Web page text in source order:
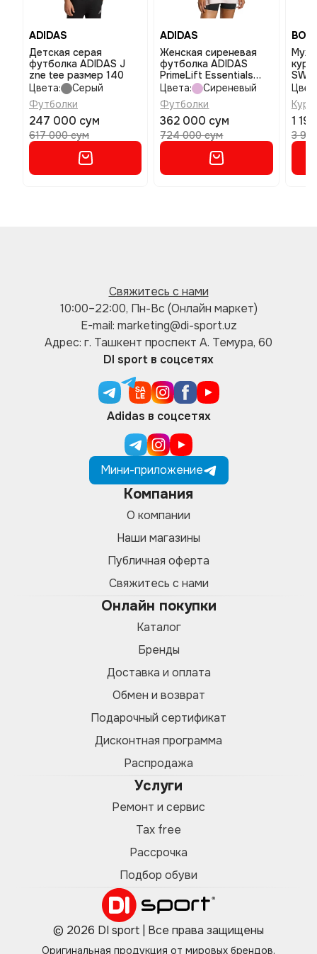
ADIDAS
Детская серая
футболка ADIDAS J
zne tee размер 140
Цвета:
Серый
Футболки
247 000 сум
617 000 сум
ADIDAS
Женская сиреневая
футболка ADIDAS
PrimeLift Essentials
размер s
Цвета:
Сиреневый
Футболки
362 000 сум
724 000 сум
xxxl
1
3
Свяжитесь с нами
10:00–22:00, Пн-Вс (Онлайн маркет)
E-mail: marketing@di-sport.uz
Адрес: г. Ташкент проспект А. Темура, 60
DI sport в соцсетях
Adidas в соцсетях
Мини-приложение
Компания
О компании
Наши магазины
Публичная оферта
Свяжитесь с нами
Онлайн покупки
Каталог
Бренды
Доставка и оплата
Обмен и возврат
Подарочный сертификат
Дисконтная программа
Распродажа
Услуги
Ремонт и сервис
Tax free
Рассрочка
Подбор обуви
© 2026 DI sport | Все права защищены
Оригинальная продукция от мировых брендов.